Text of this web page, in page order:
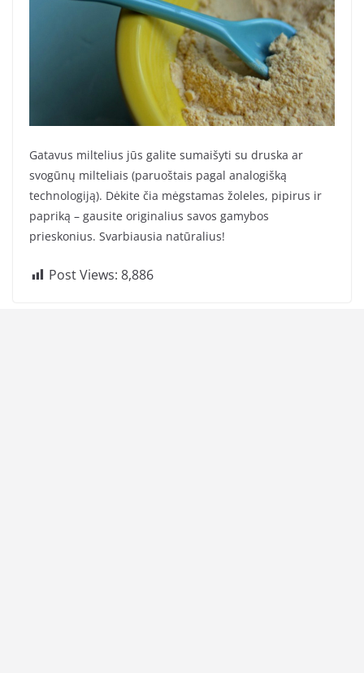
Gatavus miltelius jūs galite sumaišyti su druska ar
svogūnų milteliais (paruoštais pagal analogišką
technologiją). Dėkite čia mėgstamas žoleles, pipirus ir
papriką – gausite originalius savos gamybos
prieskonius. Svarbiausia natūralius!
Post Views: 8,886